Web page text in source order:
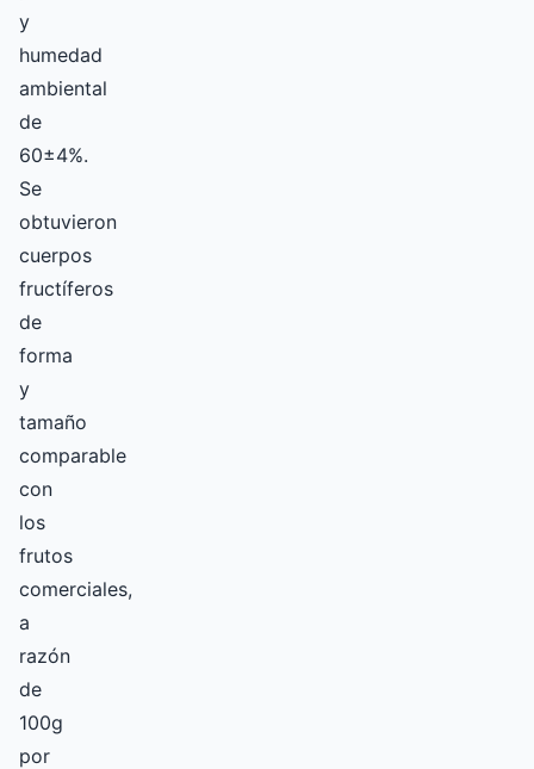
y
humedad
ambiental
de
60±4%.
Se
obtuvieron
cuerpos
fructíferos
de
forma
y
tamaño
comparable
con
los
frutos
comerciales,
a
razón
de
100g
por